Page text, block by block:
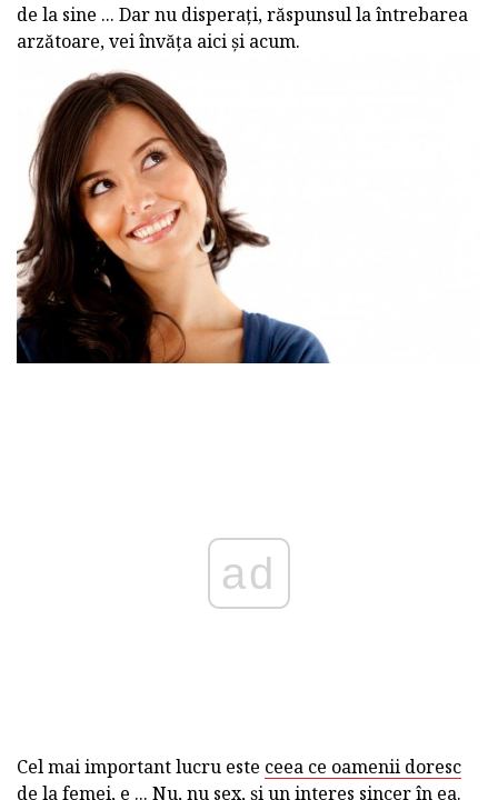
de la sine ... Dar nu disperați, răspunsul la întrebarea
arzătoare, vei învăța aici și acum.
ad
Cel mai important lucru este ceea ce oamenii doresc
de la femei, e ... Nu, nu sex, și un interes sincer în ea.